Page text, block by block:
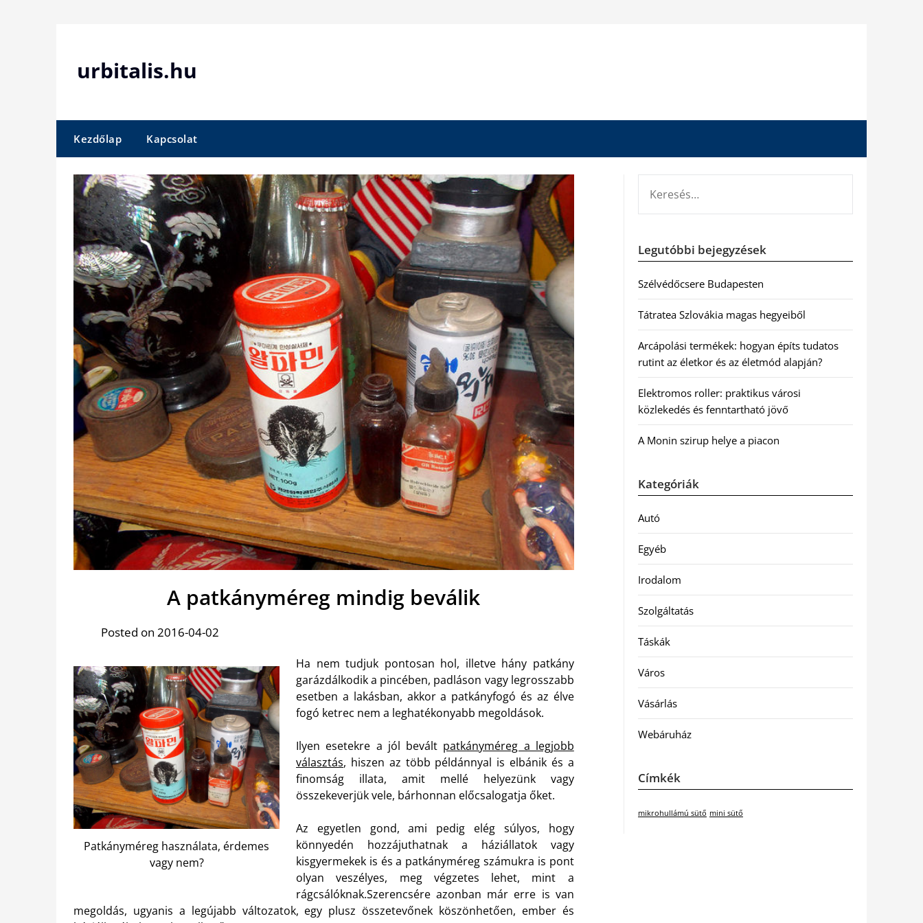
urbitalis.hu
Kezdőlap Kapcsolat
A patkányméreg mindig beválik
Posted on 2016-04-02
Patkányméreg használata, érdemes
vagy nem?
Ha nem tudjuk pontosan hol, illetve hány patkány
garázdálkodik a pincében, padláson vagy legrosszabb
esetben a lakásban, akkor a patkányfogó és az élve
fogó ketrec nem a leghatékonyabb megoldások.
Ilyen esetekre a jól bevált patkányméreg a legjobb
választás, hiszen az több példánnyal is elbánik és a
finomság illata, amit mellé helyezünk vagy
összekeverjük vele, bárhonnan előcsalogatja őket.
Az egyetlen gond, ami pedig elég súlyos, hogy
könnyedén hozzájuthatnak a háziállatok vagy
kisgyermekek is és a patkányméreg számukra is pont
olyan veszélyes, meg végzetes lehet, mint a
rágcsálóknak.Szerencsére azonban már erre is van
megoldás, ugyanis a legújabb változatok, egy plusz összetevőnek köszönhetően, ember és
Legutóbbi bejegyzések
Szélvédőcsere Budapesten
Tátratea Szlovákia magas hegyeiből
Arcápolási termékek: hogyan építs tudatos
rutint az életkor és az életmód alapján?
Elektromos roller: praktikus városi
közlekedés és fenntartható jövő
A Monin szirup helye a piacon
Kategóriák
Autó
Egyéb
Irodalom
Szolgáltatás
Táskák
Város
Vásárlás
Webáruház
Címkék
mikrohullámú sütő mini sütő